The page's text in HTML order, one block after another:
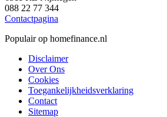
088 22 77 344
Contactpagina
Populair op homefinance.nl
Disclaimer
Over Ons
Cookies
Toegankelijkheidsverklaring
Contact
Sitemap